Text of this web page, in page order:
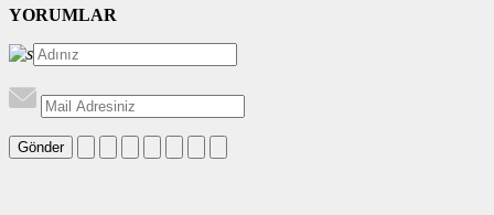
YORUMLAR
Gönder